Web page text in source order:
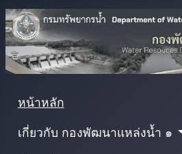
หน้าหลัก
เกี่ยวกับ กองพัฒนาแหล่งน้ำ ๑